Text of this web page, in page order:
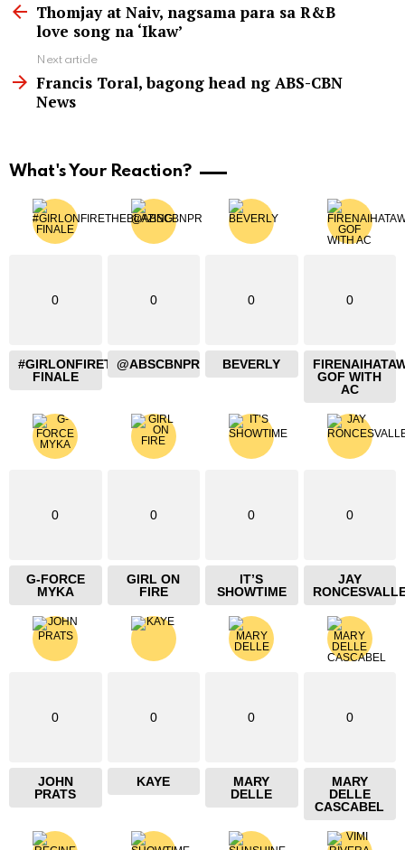
moreThomjay at Naiv, nagsama para sa R&B
love song na ‘Ikaw’
Next article
Francis Toral, bagong head ng ABS-CBN
News
What's Your Reaction?
0
#GIRLONFIRETHEBLAZING
FINALE
0
@ABSCBNPR
0
BEVERLY
0
GOF WITH
AC
0
G-FORCE
MYKA
0
GIRL ON
FIRE
0
IT’S
SHOWTIME
0
JAY
0
JOHN
PRATS
0
KAYE
0
MARY
DELLE
0
MARY
DELLE
CASCABEL